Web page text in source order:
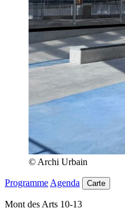
© Archi Urbain
ProgrammeAgenda Carte
Mont des Arts 10-13